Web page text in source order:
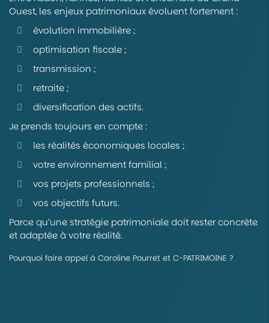
Ouest, les enjeux patrimoniaux évoluent fortement :
évolution immobilière ;
optimisation fiscale ;
transmission ;
retraite ;
diversification des actifs.
Je prends toujours en compte :
les réalités économiques locales ;
votre environnement familial ;
vos projets professionnels ;
vos objectifs futurs.
Parce qu’une stratégie patrimoniale doit rester concrète
et adaptée à votre réalité.
Pourquoi faire appel à Caroline Pourret et C-PATRIMOINE ?